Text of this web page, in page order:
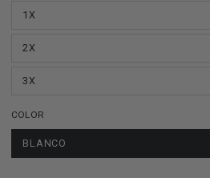
1X
2X
3X
COLOR
BLANCO